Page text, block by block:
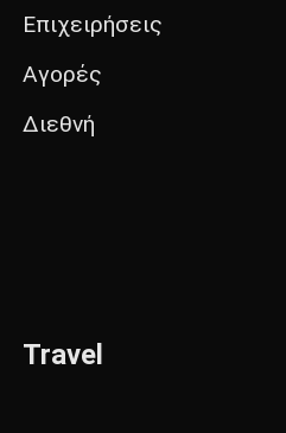
Επιχειρήσεις
Αγορές
Διεθνή
Travel